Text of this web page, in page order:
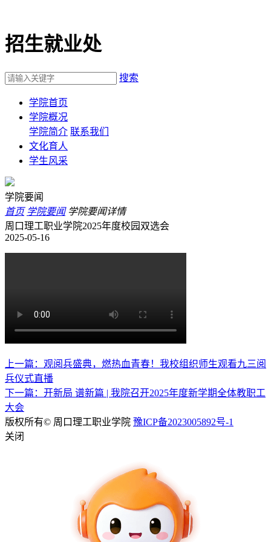
招生就业处
搜索
学院首页
学院概况
学院简介 联系我们
文化育人
学生风采
学院要闻
首页 学院要闻 学院要闻详情
周口理工职业学院2025年度校园双选会
2025-05-16
上一篇：观阅兵盛典，燃热血青春！我校组织师生观看九三阅
兵仪式直播
下一篇：开新局 谱新篇 | 我院召开2025年度新学期全体教职工
大会
版权所有© 周口理工职业学院 豫ICP备2023005892号-1
关闭